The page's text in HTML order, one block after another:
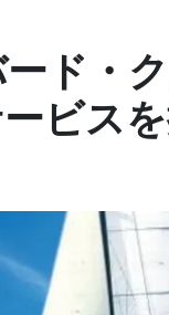
ド・
ビスを